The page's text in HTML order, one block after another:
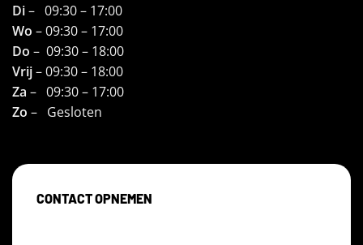
Di– 09:30 – 17:00
Wo – 09:30 – 17:00
Do – 09:30 – 18:00
Vrij– 09:30 – 18:00
Za – 09:30 – 17:00
Zo – Gesloten
CONTACT OPNEMEN